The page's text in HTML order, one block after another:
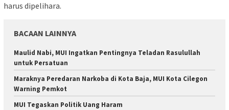
harus dipelihara.
BACAAN LAINNYA
Maulid Nabi, MUI Ingatkan Pentingnya Teladan Rasulullah
untuk Persatuan
Maraknya Peredaran Narkoba di Kota Baja, MUI Kota Cilegon
Warning Pemkot
MUI Tegaskan Politik Uang Haram